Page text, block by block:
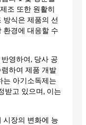
조 또한 원활히
방식은 제품의 선
환경에 대응할 수
영하여, 당사 공
하여 제품 개발
는 아기소독제는
받고 있으며, 이는
시장의 변화에 능